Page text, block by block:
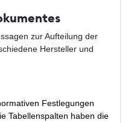
zur Aufteilung der
Hersteller und
Festlegungen
Tabellenspalten haben die